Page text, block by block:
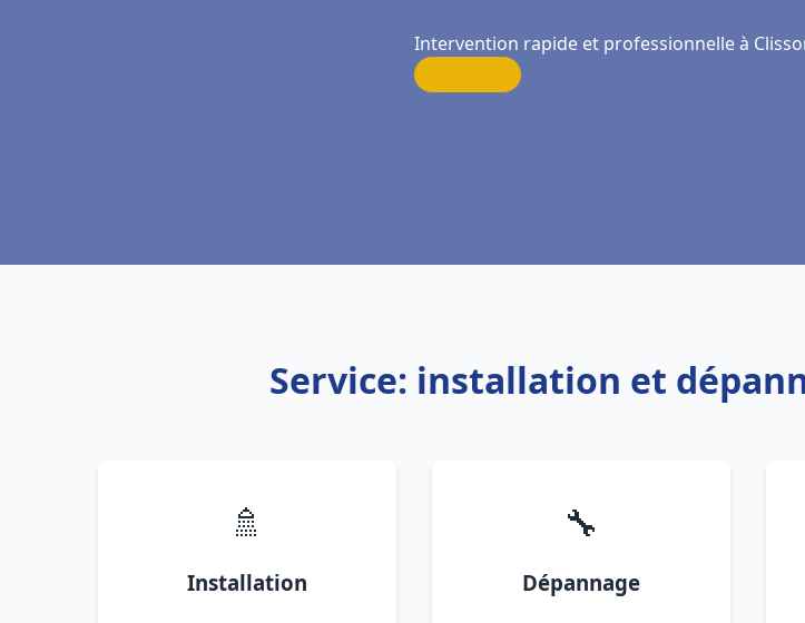
Intervention rapide et professionnelle à
Service: installation et
🚿
Installation
🔧
Dépannage